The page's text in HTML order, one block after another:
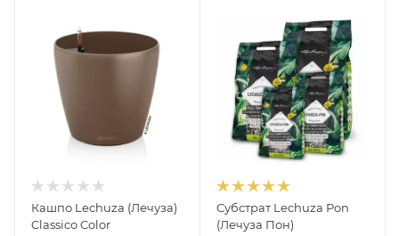
Кашпо Lechuza (Лечуза)
Classico Color
Субстрат Lechuza Pon
(Лечуза Пон)